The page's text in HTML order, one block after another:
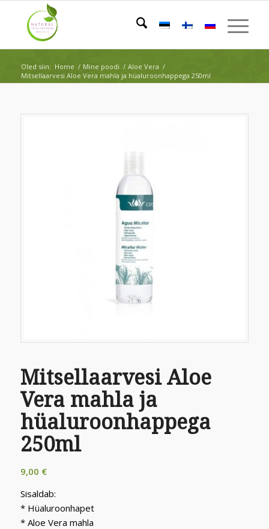
Oled siin: Home / Mine poodi / Aloe Vera /
Mitsellaarvesi Aloe Vera mahla ja hüaluroonhappega 250ml
Mitsellaarvesi Aloe
Vera mahla ja
hüaluroonhappega
250ml
9,00 €
Sisaldab:
* Hüaluroonhapet
* Aloe Vera mahla